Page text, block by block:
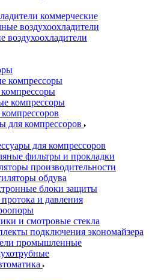
коммерческие
воздухоохладители
воздухоохладители
компрессоры
компрессоры
для компрессоров
для компрессоров
фильтры и прокладки
производительности
обдува
блоки защиты
протока и давления
и смотровые стекла
подключения экономайзера
промышленные